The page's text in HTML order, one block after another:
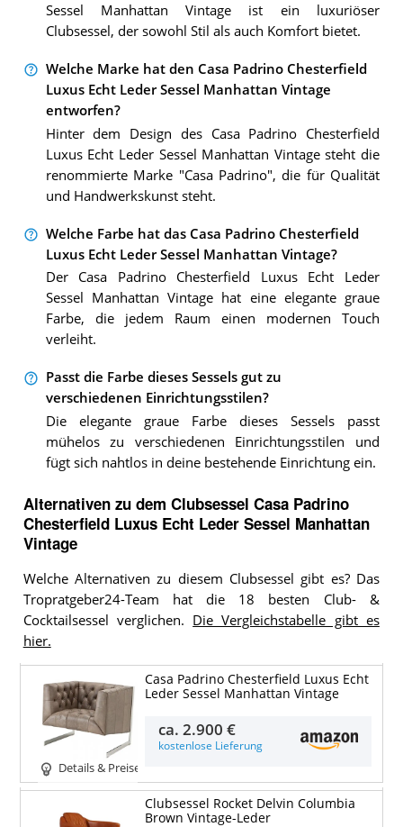
Sessel Manhattan Vintage ist ein luxuriöser
Clubsessel, der sowohl Stil als auch Komfort bietet.
Welche Marke hat den Casa Padrino Chesterfield
Luxus Echt Leder Sessel Manhattan Vintage
entworfen?
Hinter dem Design des Casa Padrino Chesterfield
Luxus Echt Leder Sessel Manhattan Vintage steht die
renommierte Marke "Casa Padrino", die für Qualität
und Handwerkskunst steht.
Welche Farbe hat das Casa Padrino Chesterfield
Luxus Echt Leder Sessel Manhattan Vintage?
Der Casa Padrino Chesterfield Luxus Echt Leder
Sessel Manhattan Vintage hat eine elegante graue
Farbe, die jedem Raum einen modernen Touch
verleiht.
Passt die Farbe dieses Sessels gut zu
verschiedenen Einrichtungsstilen?
Die elegante graue Farbe dieses Sessels passt
mühelos zu verschiedenen Einrichtungsstilen und
fügt sich nahtlos in deine bestehende Einrichtung ein.
Alternativen zu dem Clubsessel Casa Padrino
Chesterfield Luxus Echt Leder Sessel Manhattan
Vintage
Welche Alternativen zu diesem Clubsessel gibt es? Das
Tropratgeber24-Team hat die 18 besten Club- &
Cocktailsessel verglichen. Die Vergleichstabelle gibt es
hier.
Details & Preise
Casa Padrino Chesterfield Luxus Echt
Leder Sessel Manhattan Vintage
ca.2.900 €
kostenlose Lieferung
Clubsessel Rocket Delvin Columbia
Brown Vintage-Leder